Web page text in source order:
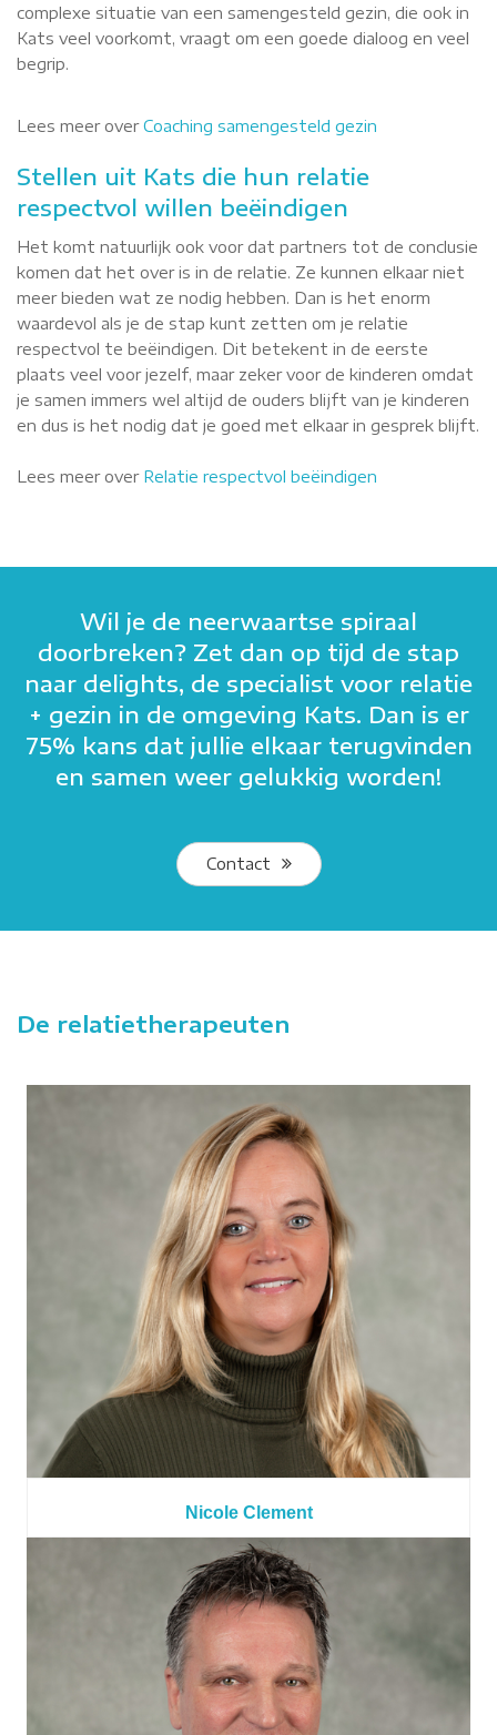
complexe situatie van een samengesteld gezin, die ook in
Kats veel voorkomt, vraagt om een goede dialoog en veel
begrip.
Lees meer overCoaching samengesteld gezin
Stellen uit Kats die hun relatie
respectvol willen beëindigen
Het komt natuurlijk ook voor dat partners tot de conclusie
komen dat het over is in de relatie. Ze kunnen elkaar niet
meer bieden wat ze nodig hebben. Dan is het enorm
waardevol als je de stap kunt zetten om je relatie
respectvol te beëindigen. Dit betekent in de eerste
plaats veel voor jezelf, maar zeker voor de kinderen omdat
je samen immers wel altijd de ouders blijft van je kinderen
en dus is het nodig dat je goed met elkaar in gesprek blijft.
Lees meer over Relatie respectvol beëindigen
Wil je de neerwaartse spiraal
doorbreken? Zet dan op tijd de stap
naar delights, de specialist voor relatie
+ gezin in de omgeving Kats. Dan is er
75% kans dat jullie elkaar terugvinden
en samen weer gelukkig worden!
Contact
De relatietherapeuten
Nicole Clement